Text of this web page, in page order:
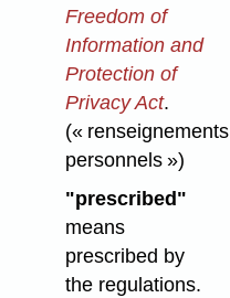
Freedom of
Information and
Protection of
Privacy Act.
(« renseignements
personnels »)
"prescribed"
means
prescribed by
the regulations.